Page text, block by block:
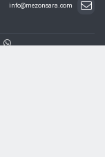
info@mezonsara.com